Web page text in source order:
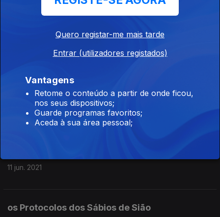
11 de Setembro I
14 jun. 2021
11 jun. 2021
os Protocolos dos Sábios de Sião
Quero registar-me mais tarde
Entrar (utilizadores registados)
Vantagens
Retome o conteúdo a partir de onde ficou,
nos seus dispositivos;
Guarde programas favoritos;
Aceda à sua área pessoal;